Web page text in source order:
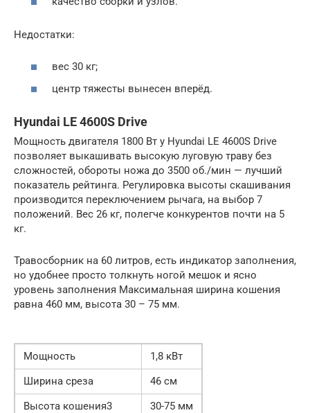
Недостатки:
вес 30 кг;
центр тяжесты вынесен вперёд.
Hyundai LE 4600S Drive
Мощность двигателя 1800 Вт у Hyundai LE 4600S Drive
позволяет выкашивать высокую луговую траву без
сложностей, обороты ножа до 3500 об./мин — лучший
показатель рейтинга. Регулировка высоты скашивания
производится переключением рычага, на выбор 7
положений. Вес 26 кг, полегче конкурентов почти на 5
кг.
Травосборник на 60 литров, есть индикатор заполнения,
но удобнее просто толкнуть ногой мешок и ясно
уровень заполнения Максимальная ширина кошения
равна 460 мм, высота 30 – 75 мм.
Мощность
1,8 кВт
Ширина среза
46 см
Высота кошения3
30-75 мм